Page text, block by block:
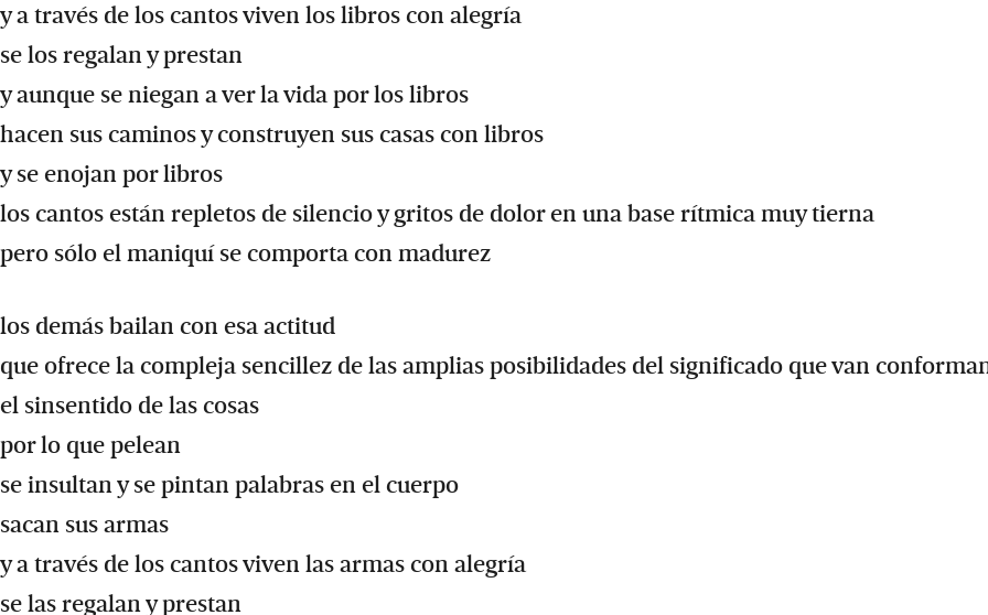
y a través de los cantos viven los libros con alegría
se los regalan y prestan
y aunque se niegan a ver la vida por los libros
hacen sus caminos y construyen sus casas con libros
y se enojan por libros
los cantos están repletos de silencio y gritos de dolor en una base rítmica muy tierna
pero sólo el maniquí se comporta con madurez
los demás bailan con esa actitud
que ofrece la compleja sencillez de las amplias posibilidades del significado que van
el sinsentido de las cosas
por lo que pelean
se insultan y se pintan palabras en el cuerpo
sacan sus armas
y a través de los cantos viven las armas con alegría
se las regalan y prestan